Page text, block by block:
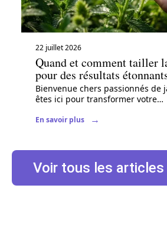
22 juillet 2026
Quand et comment tailler
pour des résultats
Bienvenue chers passionnés de
êtes ici pour transformer votre…
En savoir plus
Voir tous les articles